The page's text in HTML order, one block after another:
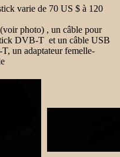
varie de 70 US $ à 120
photo) , un câble pour
DVB-T et un câble USB
un adaptateur femelle-